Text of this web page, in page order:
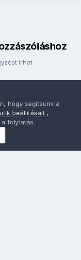
írhat
hogy segítsünk a
beállításait ,
folytatás.